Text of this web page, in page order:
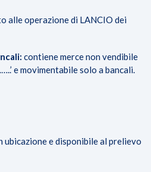
alle operazione di LANCIO dei
contiene merce non vendibile
e movimentabile solo a bancali.
ubicazione e disponibile al prelievo